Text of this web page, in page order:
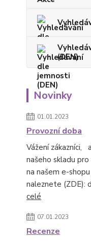
(DEN)
Novinky
01.01.2023
Provozní doba
Vážení zákazníci,
našeho skladu
na našem e-
naleznete (ZDE):
celé
07.01.2023
Recenze